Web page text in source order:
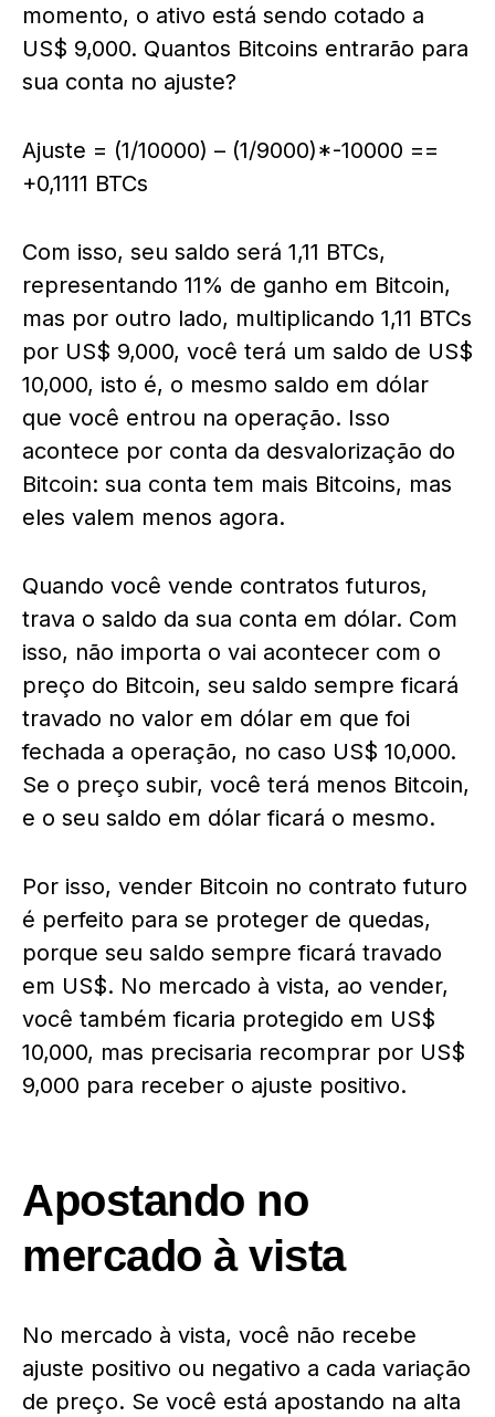
momento, o ativo está sendo cotado a
US$ 9,000. Quantos Bitcoins entrarão para
sua conta no ajuste?
Ajuste = (1/10000) – (1/9000)*-10000 ==
+0,1111 BTCs
Com isso, seu saldo será 1,11 BTCs,
representando 11% de ganho em Bitcoin,
mas por outro lado, multiplicando 1,11 BTCs
por US$ 9,000, você terá um saldo de US$
10,000, isto é, o mesmo saldo em dólar
que você entrou na operação. Isso
acontece por conta da desvalorização do
Bitcoin: sua conta tem mais Bitcoins, mas
eles valem menos agora.
Quando você vende contratos futuros,
trava o saldo da sua conta em dólar. Com
isso, não importa o vai acontecer com o
preço do Bitcoin, seu saldo sempre ficará
travado no valor em dólar em que foi
fechada a operação, no caso US$ 10,000.
Se o preço subir, você terá menos Bitcoin,
e o seu saldo em dólar ficará o mesmo.
Por isso, vender Bitcoin no contrato futuro
é perfeito para se proteger de quedas,
porque seu saldo sempre ficará travado
em US$. No mercado à vista, ao vender,
você também ficaria protegido em US$
10,000, mas precisaria recomprar por US$
9,000 para receber o ajuste positivo.
Apostando no
mercado à vista
No mercado à vista, você não recebe
ajuste positivo ou negativo a cada variação
de preço. Se você está apostando na alta